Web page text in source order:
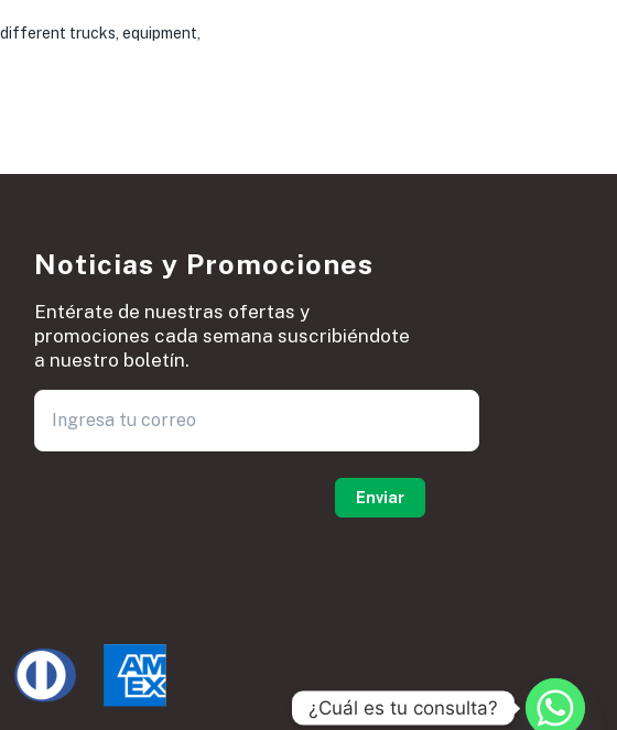
trucks, equipment,
Noticias y Promociones
Entérate de nuestras ofertas y
promociones cada semana suscribiéndote
a nuestro boletín.
¿Cuál es tu consulta?